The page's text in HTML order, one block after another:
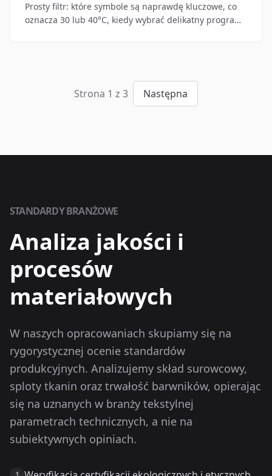
Prosty filtr: które symbole są naprawdę kluczowe, co
oznacza 30 lub 40°C, kiedy wybrać delikatny program i
Strona 1 z 3 Następna
STANDARDY BRANŻOWE
Analiza jakości i
procesów
materiałowych
W naszych opracowaniach skupiamy się na
rygorystycznej ocenie standardów
produkcyjnych. Analizujemy skład surowcowy,
sploty tkanin oraz trwałość barwników, opierając
się na uznanych w branży tekstylnej
parametrach technicznych, a nie na
subiektywnych opiniach.